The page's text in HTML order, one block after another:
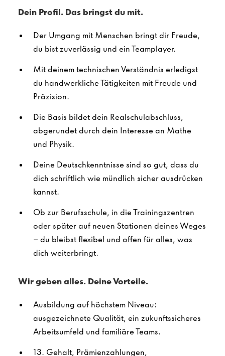
Dein Profil. Das bringst du mit.
Der Umgang mit Menschen bringt dir Freude,
du bist zuverlässig und ein Teamplayer.
Mit deinem technischen Verständnis erledigst
du handwerkliche Tätigkeiten mit Freude und
Präzision.
Die Basis bildet dein Realschulabschluss,
abgerundet durch dein Interesse an Mathe
und Physik.
Deine Deutschkenntnisse sind so gut, dass du
dich schriftlich wie mündlich sicher ausdrücken
kannst.
Ob zur Berufsschule, in die Trainingszentren
oder später auf neuen Stationen deines Weges
– du bleibst flexibel und offen für alles, was
dich weiterbringt.
Wir geben alles. Deine Vorteile.
Ausbildung auf höchstem Niveau:
ausgezeichnete Qualität, ein zukunftssicheres
Arbeitsumfeld und familiäre Teams.
13. Gehalt, Prämienzahlungen,